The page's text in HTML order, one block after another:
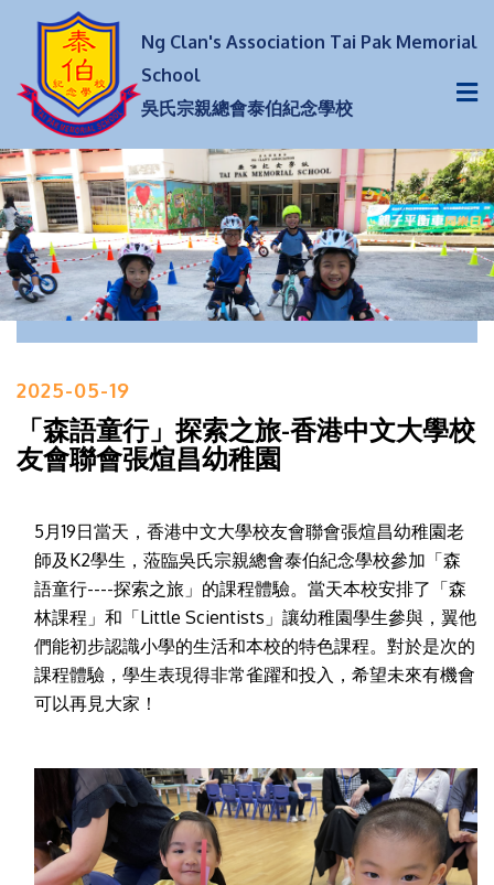
Ng Clan's Association Tai Pak Memorial
School
吳氏宗親總會泰伯紀念學校
2025-05-19
「森語童行」探索之旅-香港中文大學校
友會聯會張煊昌幼稚園
5月19日當天，香港中文大學校友會聯會張煊昌幼稚園老
師及K2學生，蒞臨吳氏宗親總會泰伯紀念學校參加「森
語童行----探索之旅」的課程體驗。當天本校安排了「森
林課程」和「Little Scientists」讓幼稚園學生參與，翼他
們能初步認識小學的生活和本校的特色課程。對於是次的
課程體驗，學生表現得非常雀躍和投入，希望未來有機會
可以再見大家！